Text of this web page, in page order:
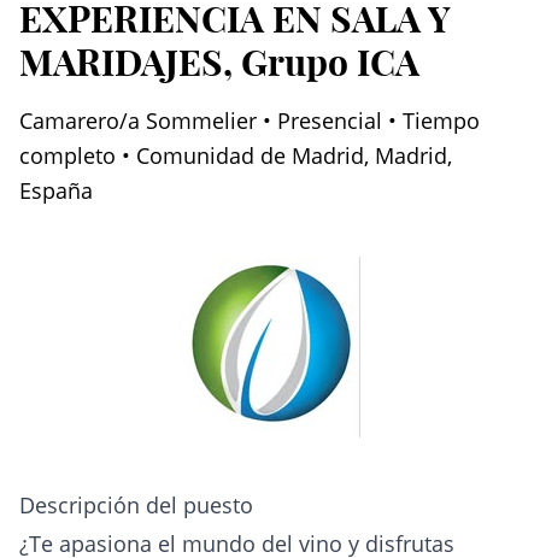
EXPERIENCIA EN SALA Y
MARIDAJES, Grupo ICA
Camarero/a Sommelier • Presencial • Tiempo
completo • Comunidad de Madrid, Madrid,
España
Descripción del puesto
¿Te apasiona el mundo del vino y disfrutas